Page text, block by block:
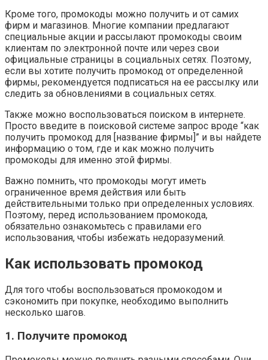
Кроме того, промокоды можно получить и от самих
фирм и магазинов. Многие компании предлагают
специальные акции и рассылают промокоды своим
клиентам по электронной почте или через свои
официальные страницы в социальных сетях. Поэтому,
если вы хотите получить промокод от определенной
фирмы, рекомендуется подписаться на ее рассылку или
следить за обновлениями в социальных сетях.
Также можно воспользоваться поиском в интернете.
Просто введите в поисковой системе запрос вроде “как
получить промокод для [название фирмы]” и вы найдете
информацию о том, где и как можно получить
промокоды для именно этой фирмы.
Важно помнить, что промокоды могут иметь
ограниченное время действия или быть
действительными только при определенных условиях.
Поэтому, перед использованием промокода,
обязательно ознакомьтесь с правилами его
использования, чтобы избежать недоразумений.
Как использовать промокод
Для того чтобы воспользоваться промокодом и
сэкономить при покупке, необходимо выполнить
несколько шагов.
1. Получите промокод